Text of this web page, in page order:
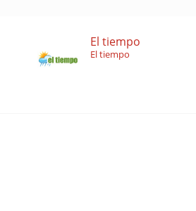
El tiempo
El tiempo